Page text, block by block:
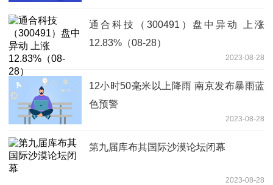
通合科技（300491）盘中异动 上涨
12.83%（08-28）
2023-08-28
12小时50毫米以上降雨 南京发布暴雨蓝
色预警
2023-08-28
第九届库布其国际沙漠论坛闭幕
2023-08-28